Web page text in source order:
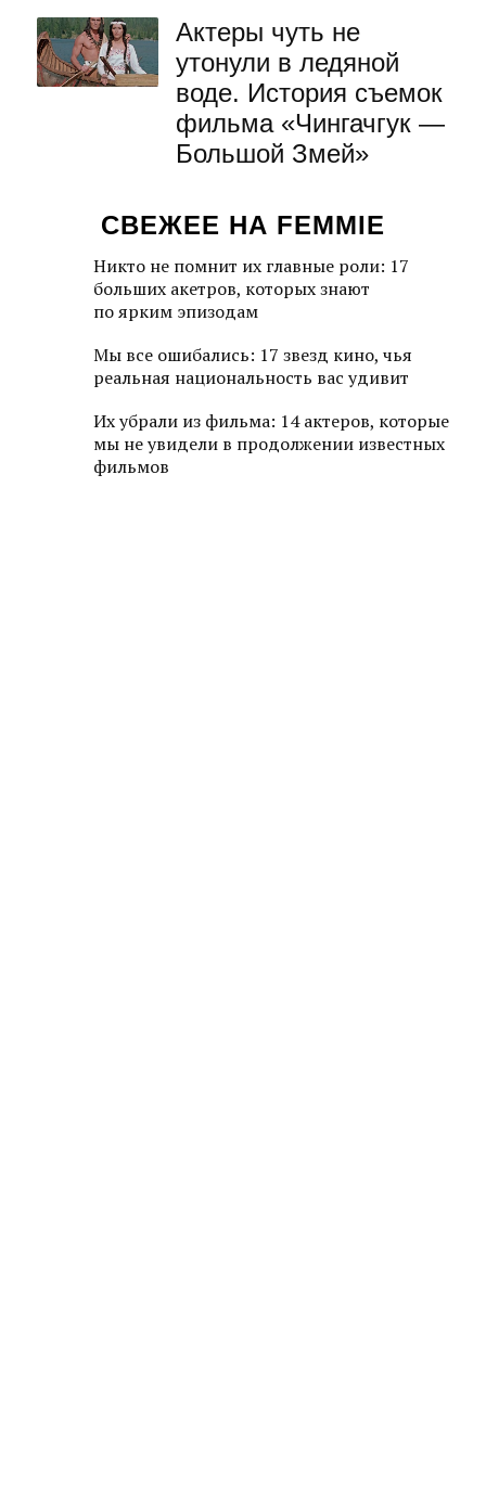
Актеры чуть не
утонули в ледяной
воде. История съемок
фильма «Чингачгук —
Большой Змей»
СВЕЖЕЕ НА FEMMIE
Никто не помнит их главные роли: 17
больших акетров, которых знают
по ярким эпизодам
Мы все ошибались: 17 звезд кино, чья
реальная национальность вас удивит
Их убрали из фильма: 14 актеров, которые
мы не увидели в продолжении известных
фильмов